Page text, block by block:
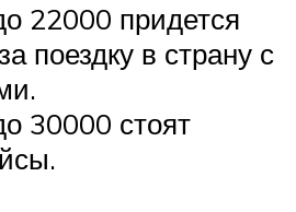
22000 придется
поездку в страну с
30000 стоят